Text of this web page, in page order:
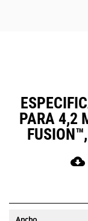
PARA 4,2
cloud_download